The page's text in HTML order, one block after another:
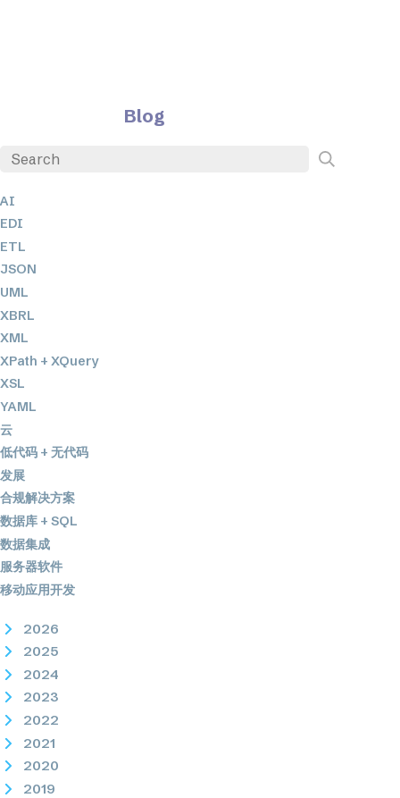
Blog
AI
EDI
ETL
JSON
UML
XBRL
XML
XPath + XQuery
XSL
YAML
云
低代码 + 无代码
发展
合规解决方案
数据库 + SQL
数据集成
服务器软件
移动应用开发
2026
2025
2024
2023
2022
2021
2020
2019